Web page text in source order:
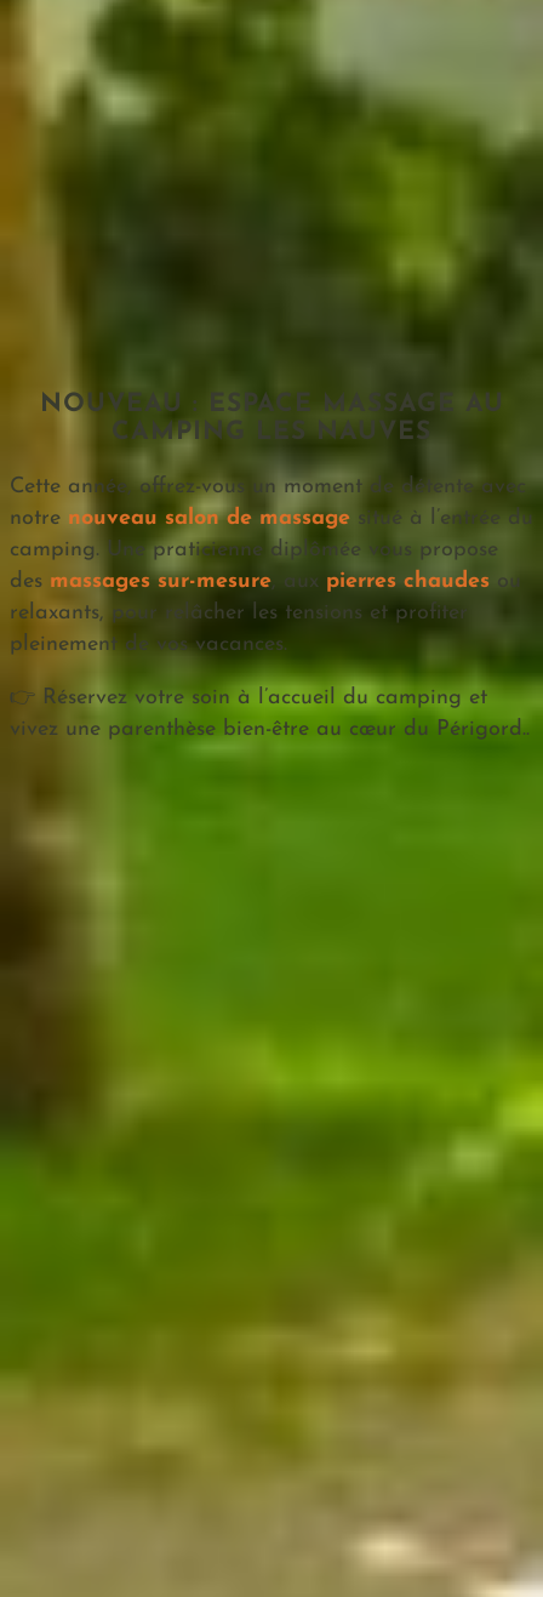
NOUVEAU : ESPACE MASSAGE AU
CAMPING LES NAUVES
Cette année, offrez-vous un moment de détente avec
notre nouveau salon de massage situé à l’entrée du
camping. Une praticienne diplômée vous propose
des massages sur-mesure , aux pierres chaudes ou
relaxants, pour relâcher les tensions et profiter
pleinement de vos vacances.
👉 Réservez votre soin à l’accueil du camping et
vivez une parenthèse bien-être au cœur du Périgord..
au camping. Le tarif
est de 5 € par jeton avec des tablettes de lavage.